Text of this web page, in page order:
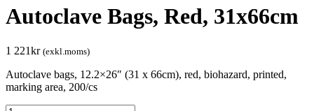
Autoclave Bags, Red, 31x66cm
1 221kr (exkl.moms)
Autoclave bags, 12.2×26″ (31 x 66cm), red, biohazard, printed,
marking area, 200/cs